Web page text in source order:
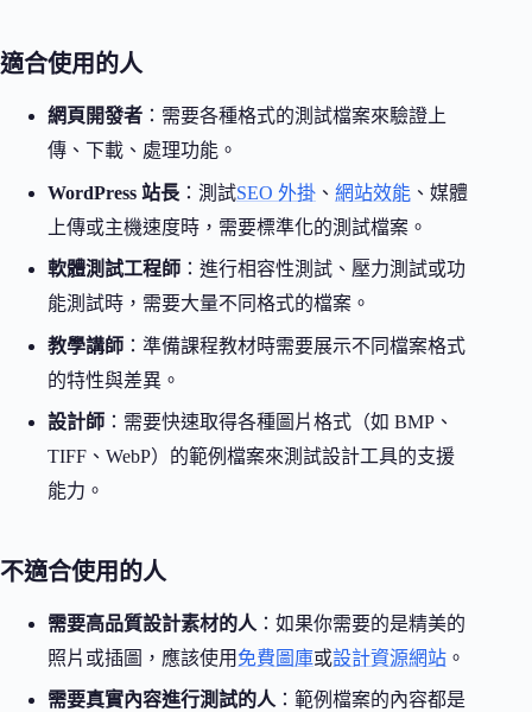
適合使用的人
網頁開發者 ：需要各種格式的測試檔案來驗證上
傳、下載、處理功能。
WordPress 站長 ：測試SEO 外掛 、 網站效能 、媒體
上傳或主機速度時，需要標準化的測試檔案。
軟體測試工程師 ：進行相容性測試、壓力測試或功
能測試時，需要大量不同格式的檔案。
教學講師 ：準備課程教材時需要展示不同檔案格式
的特性與差異。
設計師 ：需要快速取得各種圖片格式（如 BMP、
TIFF、WebP）的範例檔案來測試設計工具的支援
能力。
不適合使用的人
需要高品質設計素材的人 ：如果你需要的是精美的
照片或插圖，應該使用 免費圖庫或設計資源網站 。
需要真實內容進行測試的人：範例檔案的內容都是